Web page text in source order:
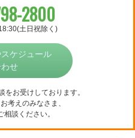
2800
土日祝除く)
ケジュール
せ
お受けしております。
考えのみなさま、
相談ください。